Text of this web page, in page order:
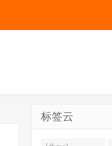
标签云